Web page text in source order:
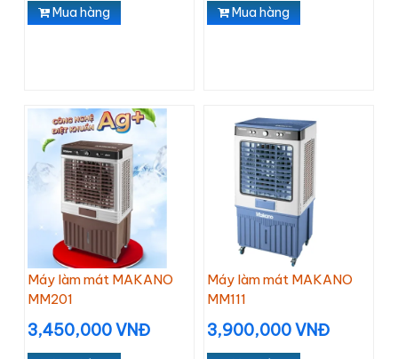
Mua hàng Mua hàng
Máy làm mát MAKANO
MM201
3,450,000 VNĐ
Máy làm mát MAKANO
MM111
3,900,000 VNĐ